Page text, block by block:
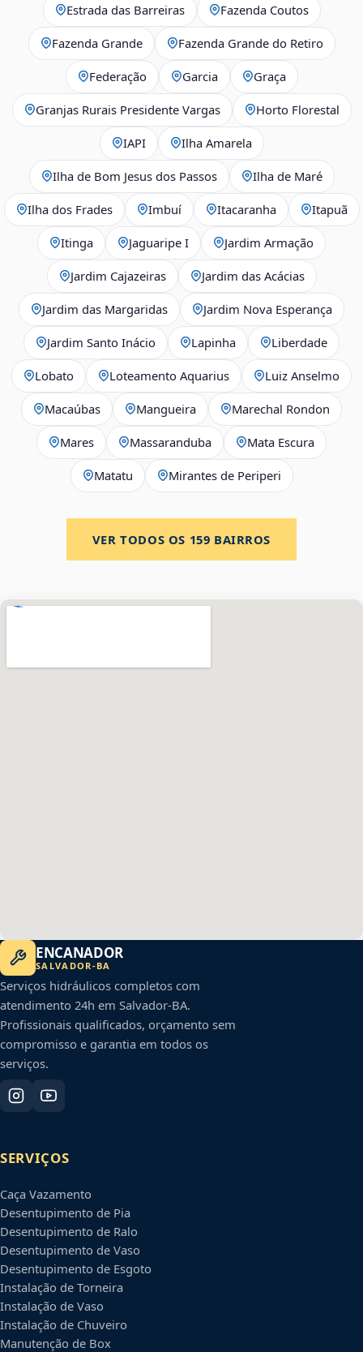
Estrada das Barreiras Fazenda Coutos
Fazenda Grande Fazenda Grande do Retiro
Federação Garcia Graça
Granjas Rurais Presidente Vargas Horto Florestal
IAPI Ilha Amarela
Ilha de Bom Jesus dos Passos Ilha de Maré
Ilha dos Frades Imbuí Itacaranha Itapuã
Itinga Jaguaripe I Jardim Armação
Jardim Cajazeiras Jardim das Acácias
Jardim das Margaridas Jardim Nova Esperança
Jardim Santo Inácio Lapinha Liberdade
Lobato Loteamento Aquarius Luiz Anselmo
Macaúbas Mangueira Marechal Rondon
Mares Massaranduba Mata Escura
Matatu Mirantes de Periperi
VER TODOS OS 159 BAIRROS
ENCANADOR
SALVADOR-BA
Serviços hidráulicos completos com
atendimento 24h em Salvador-BA.
Profissionais qualificados, orçamento sem
compromisso e garantia em todos os
serviços.
SERVIÇOS
Caça Vazamento
Desentupimento de Pia
Desentupimento de Ralo
Desentupimento de Vaso
Desentupimento de Esgoto
Instalação de Torneira
Instalação de Vaso
Instalação de Chuveiro
Manutenção de Box